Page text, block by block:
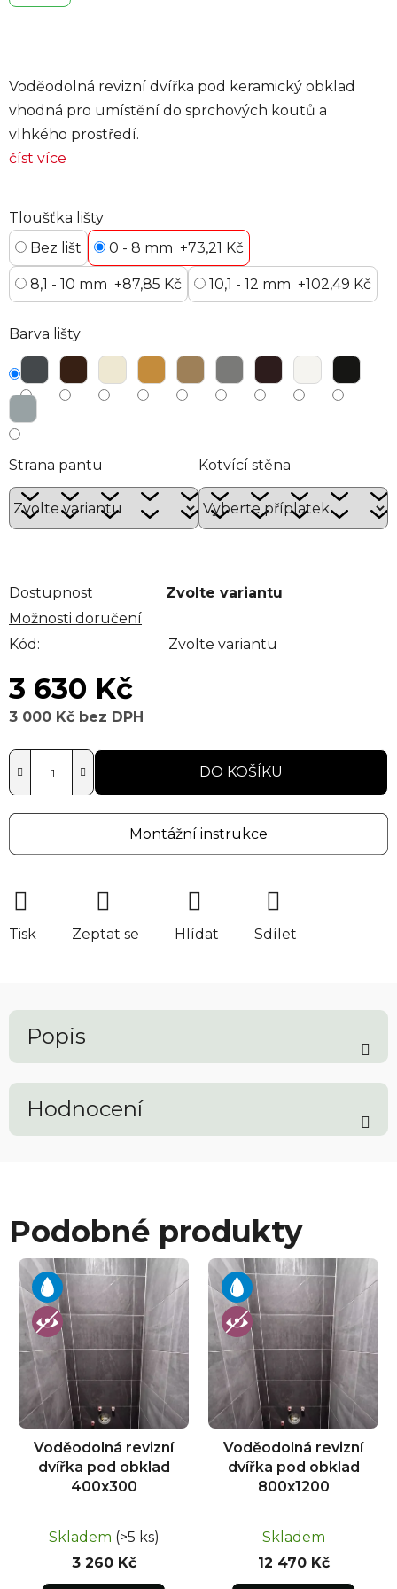
Voděodolná revizní dvířka pod keramický obklad
vhodná pro umístění do sprchových koutů a
vlhkého prostředí.
číst více
Tloušťka lišty
Bez lišt
0 - 8 mm +73,21 Kč
8,1 - 10 mm +87,85 Kč 10,1 - 12 mm +102,49 Kč
Barva lišty
Strana pantu Kotvící stěna
Dostupnost
Zvolte variantu
Možnosti doručení
Kód:
Zvolte variantu
3 630 Kč
3 000 Kč bez DPH
DO KOŠÍKU
Montážní instrukce
Tisk Zeptat se Hlídat Sdílet
Popis
Hodnocení
Podobné produkty
Voděodolná revizní
dvířka pod obklad
400x300
Skladem (>5 ks)
3 260 Kč
Voděodolná revizní
dvířka pod obklad
800x1200
Skladem
12 470 Kč